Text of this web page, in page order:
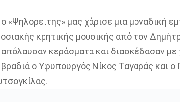
«Ψηλορείτης» μας χάρισε μια μοναδική
κρητικής μουσικής από τον
κεράσματα και διασκέδασαν με
βραδιά ο Υφυπουργός Νίκος Ταγαράς και